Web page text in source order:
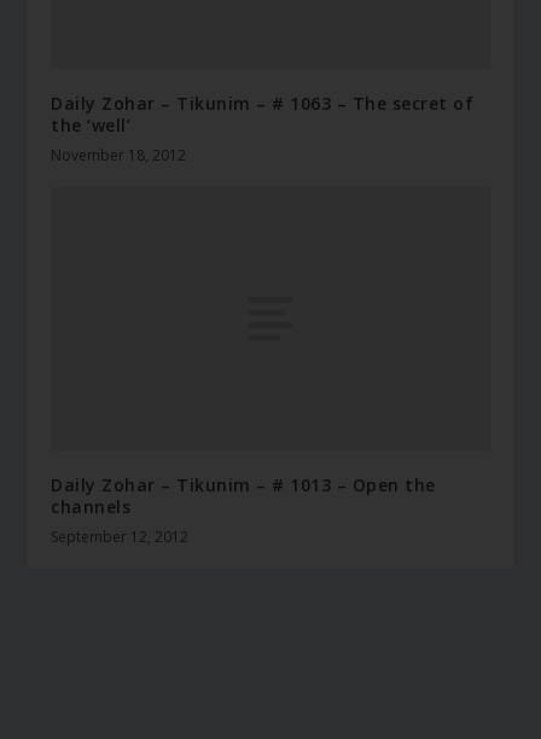
Daily Zohar – Tikunim – # 1063 – The secret of
the ‘well’
November 18, 2012
Daily Zohar – Tikunim – # 1013 – Open the
channels
September 12, 2012